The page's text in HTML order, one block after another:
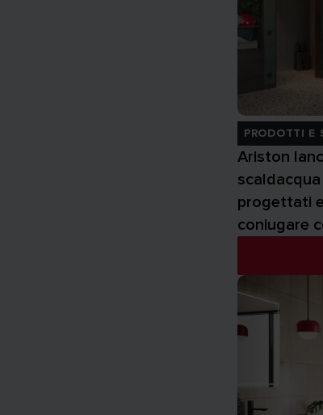
PRODOTTI E
Ariston
progettati
coniugare